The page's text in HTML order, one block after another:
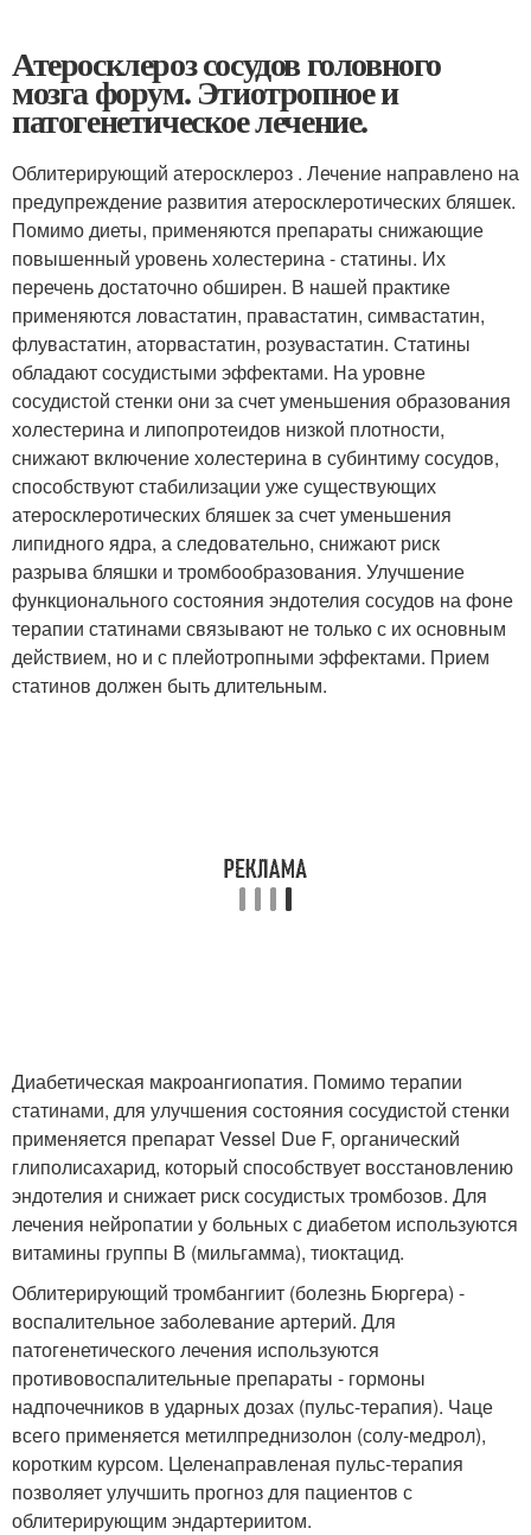
Атеросклероз сосудов головного
мозга форум. Этиотропное и
патогенетическое лечение.
Облитерирующий атеросклероз . Лечение направлено на
предупреждение развития атеросклеротических бляшек.
Помимо диеты, применяются препараты снижающие
повышенный уровень холестерина - статины. Их
перечень достаточно обширен. В нашей практике
применяются ловастатин, правастатин, симвастатин,
флувастатин, аторвастатин, розувастатин. Статины
обладают сосудистыми эффектами. На уровне
сосудистой стенки они за счет уменьшения образования
холестерина и липопротеидов низкой плотности,
снижают включение холестерина в субинтиму сосудов,
способствуют стабилизации уже существующих
атеросклеротических бляшек за счет уменьшения
липидного ядра, а следовательно, снижают риск
разрыва бляшки и тромбообразования. Улучшение
функционального состояния эндотелия сосудов на фоне
терапии статинами связывают не только с их основным
действием, но и с плейотропными эффектами. Прием
статинов должен быть длительным.
Диабетическая макроангиопатия. Помимо терапии
статинами, для улучшения состояния сосудистой стенки
применяется препарат Vessel Due F, органический
глиполисахарид, который способствует восстановлению
эндотелия и снижает риск сосудистых тромбозов. Для
лечения нейропатии у больных с диабетом используются
витамины группы В (мильгамма), тиоктацид.
Облитерирующий тромбангиит (болезнь Бюргера) -
воспалительное заболевание артерий. Для
патогенетического лечения используются
противовоспалительные препараты - гормоны
надпочечников в ударных дозах (пульс-терапия). Чаце
всего применяется метилпреднизолон (солу-медрол),
коротким курсом. Целенаправленая пульс-терапия
позволяет улучшить прогноз для пациентов с
облитерирующим эндартериитом.